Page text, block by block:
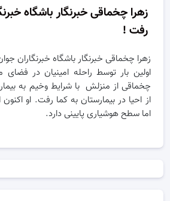
زهرا چخماقی خبرنگار باشگاه
رفت !
زهرا چخماقی خبرنگار باشگاه خبرنگاران
اولین بار توسط راحله امینیان در
چخماقی از منزلش با شرایط وخیم به
از احیا در بیمارستان به کما رفت. او
اما سطح هوشیاری پایینی دارد.